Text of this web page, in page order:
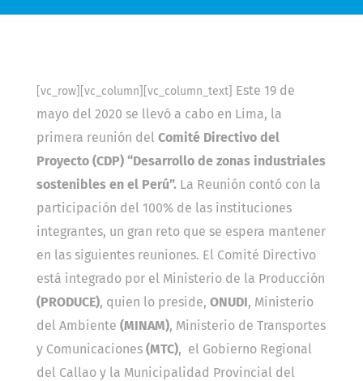
[vc_row][vc_column][vc_column_text] Este 19 de
mayo del 2020 se llevó a cabo en Lima, la
primera reunión del Comité Directivo del
Proyecto (CDP) “Desarrollo de zonas industriales
sostenibles en el Perú”.La Reunión contó con la
participación del 100% de las instituciones
integrantes, un gran reto que se espera mantener
en las siguientes reuniones. El Comité Directivo
está integrado por el Ministerio de la Producción
(PRODUCE), quien lo preside, ONUDI, Ministerio
del Ambiente (MINAM), Ministerio de Transportes
y Comunicaciones (MTC), el Gobierno Regional
del Callao y la Municipalidad Provincial del